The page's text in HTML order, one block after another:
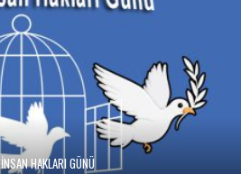
İNSAN HAKLARI GÜNÜ